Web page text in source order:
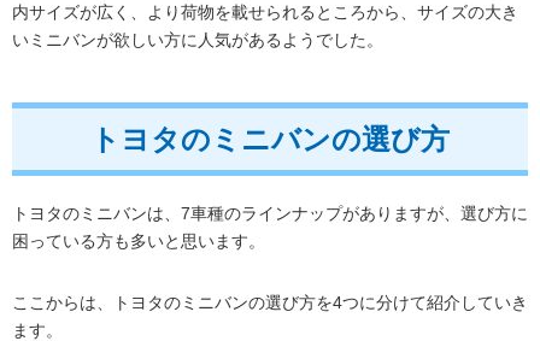
内サイズが広く、より荷物を載せられるところから、サイズの大き
いミニバンが欲しい方に人気があるようでした。
トヨタのミニバンの選び方
トヨタのミニバンは、7車種のラインナップがありますが、選び方に
困っている方も多いと思います。
ここからは、トヨタのミニバンの選び方を4つに分けて紹介していき
ます。